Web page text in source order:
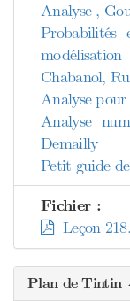
Analyse ,
Probabilités
Chabanol,
Analyse pour
Analyse
Demailly
Petit guide
Fichier :
Leçon
Plan de Tintin